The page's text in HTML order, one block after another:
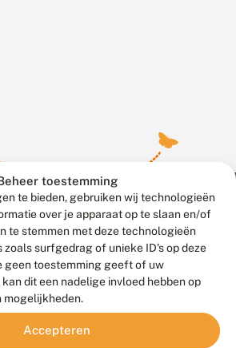
toestemming
te bieden, gebruiken wij technologieën
over je apparaat op te slaan en/of
te stemmen met deze technologieën
zoals surfgedrag of unieke ID's op deze
geen toestemming geeft of uw
dit een nadelige invloed hebben op
mogelijkheden.
Accepteren
© 2026 Vlinderstichting
door
Go2People
, ontworpen door
Blue Field Agency
Privacy
Disclaimer
Sitemap